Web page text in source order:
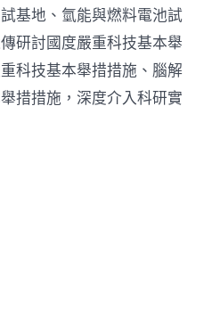
基地、氫能與燃料電池試
研討國度嚴重科技基本舉
科技基本舉措措施、腦解
措措施，深度介入科研實